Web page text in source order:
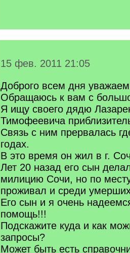
15 фев. 2011 21:05
Доброго всем дня
Обращаюсь к вам с
Я ищу своего дядю
Тимофеевича
Связь с ним прервалась
годах.
В это время он жил в г.
Лет 20 назад его сын
милицию Сочи, но по
проживал и среди
Его сын и я очень
помощь!!!
Подскажите куда и как
запросы?
Может быть есть